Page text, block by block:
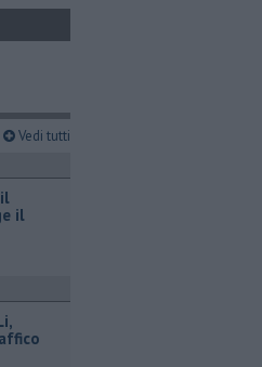
Vedi tutti
il